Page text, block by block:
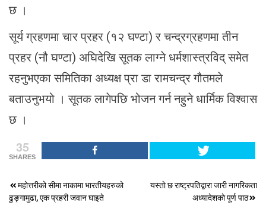
छ ।
सूर्य ग्रहणमा चार प्रहर (१२ घण्टा) र चन्द्रग्रहणमा तीन
प्रहर (नौ घण्टा) अघिदेखि सूतक लाग्ने धर्मशास्त्रविद् समेत
रहनुभएका समितिका अध्यक्ष प्रा डा रामचन्द्र गौतमले
बताउनुभयो । सूतक लागेपछि भोजन गर्न नहुने धार्मिक विश्वास
छ ।
35
SHARES
Post
महोत्तरीको सीमा नाकामा भारतीयहरुको
ढुङ्गामुढा, एक प्रहरी जवान घाइते
यस्ताे छ राष्ट्रपतिद्वारा जारी नागरिकता
अध्यादेशकाे पूर्ण पाठ